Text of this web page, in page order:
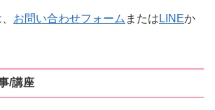
お問い合わせフォーム または LINEか
/講座